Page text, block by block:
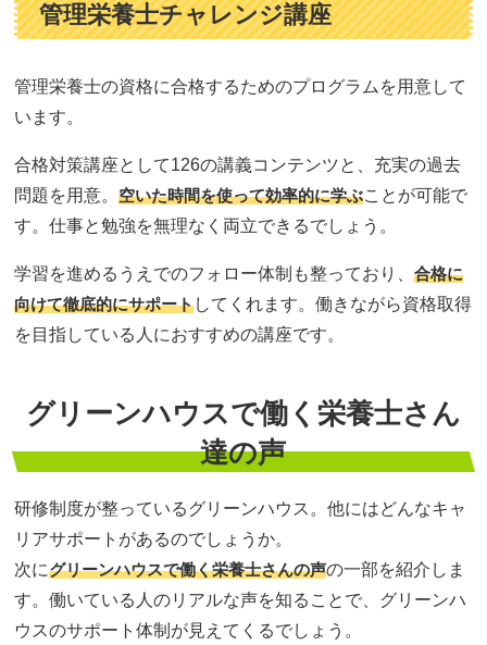
管理栄養士チャレンジ講座
管理栄養士の資格に合格するためのプログラムを用意して
います。
合格対策講座として126の講義コンテンツと、充実の過去
問題を用意。空いた時間を使って効率的に学ぶことが可能で
す。仕事と勉強を無理なく両立できるでしょう。
学習を進めるうえでのフォロー体制も整っており、合格に
向けて徹底的にサポートしてくれます。働きながら資格取得
を目指している人におすすめの講座です。
グリーンハウスで働く栄養士さん
達の声
研修制度が整っているグリーンハウス。他にはどんなキャ
リアサポートがあるのでしょうか。
次にグリーンハウスで働く栄養士さんの声の一部を紹介しま
す。働いている人のリアルな声を知ることで、グリーンハ
ウスのサポート体制が見えてくるでしょう。